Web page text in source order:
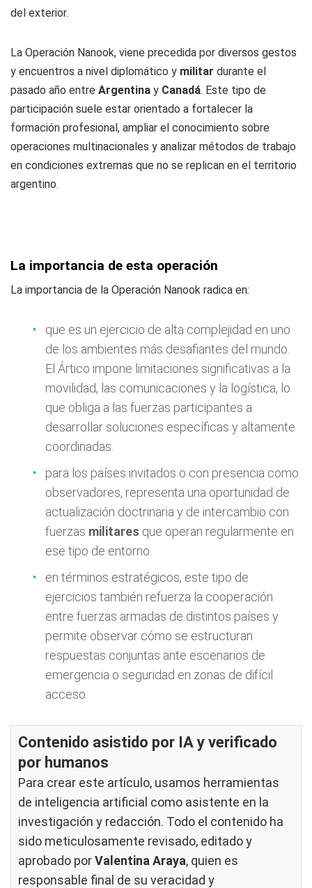
del exterior.
La Operación Nanook, viene precedida por diversos gestos
y encuentros a nivel diplomático y militar durante el
pasado año entre Argentina y Canadá. Este tipo de
participación suele estar orientado a fortalecer la
formación profesional, ampliar el conocimiento sobre
operaciones multinacionales y analizar métodos de trabajo
en condiciones extremas que no se replican en el territorio
argentino.
La importancia de esta operación
La importancia de la Operación Nanook radica en:
que es un ejercicio de alta complejidad en uno
de los ambientes más desafiantes del mundo.
El Ártico impone limitaciones significativas a la
movilidad, las comunicaciones y la logística, lo
que obliga a las fuerzas participantes a
desarrollar soluciones específicas y altamente
coordinadas.
para los países invitados o con presencia como
observadores, representa una oportunidad de
actualización doctrinaria y de intercambio con
fuerzas militares que operan regularmente en
ese tipo de entorno.
en términos estratégicos, este tipo de
ejercicios también refuerza la cooperación
entre fuerzas armadas de distintos países y
permite observar cómo se estructuran
respuestas conjuntas ante escenarios de
emergencia o seguridad en zonas de difícil
acceso.
Contenido asistido por IA y verificado
por humanos
Para crear este artículo, usamos herramientas
de inteligencia artificial como asistente en la
investigación y redacción. Todo el contenido ha
sido meticulosamente revisado, editado y
aprobado porValentina Araya, quien es
responsable final de su veracidad y